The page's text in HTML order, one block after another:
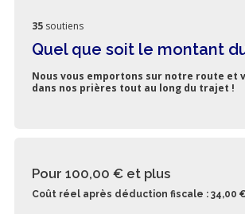
35 soutiens
Quel que soit le montant
Nous vous emportons sur notre route et
dans nos prières tout au long du trajet !
Pour 100,00 € et plus
Coût réel après déduction fiscale : 34,00